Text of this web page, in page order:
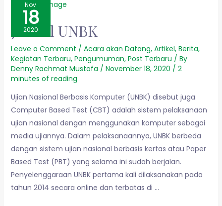
Nov
18
2020
Jadwal UNBK
Leave a Comment / Acara akan Datang, Artikel, Berita,
Kegiatan Terbaru, Pengumuman, Post Terbaru / By
Denny Rachmat Mustofa / November 18, 2020 / 2
minutes of reading
Ujian Nasional Berbasis Komputer (UNBK) disebut juga
Computer Based Test (CBT) adalah sistem pelaksanaan
ujian nasional dengan menggunakan komputer sebagai
media ujiannya. Dalam pelaksanaannya, UNBK berbeda
dengan sistem ujian nasional berbasis kertas atau Paper
Based Test (PBT) yang selama ini sudah berjalan.
Penyelenggaraan UNBK pertama kali dilaksanakan pada
tahun 2014 secara online dan terbatas di …